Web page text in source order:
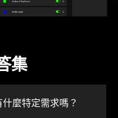
集
什麼特定需求嗎 ？